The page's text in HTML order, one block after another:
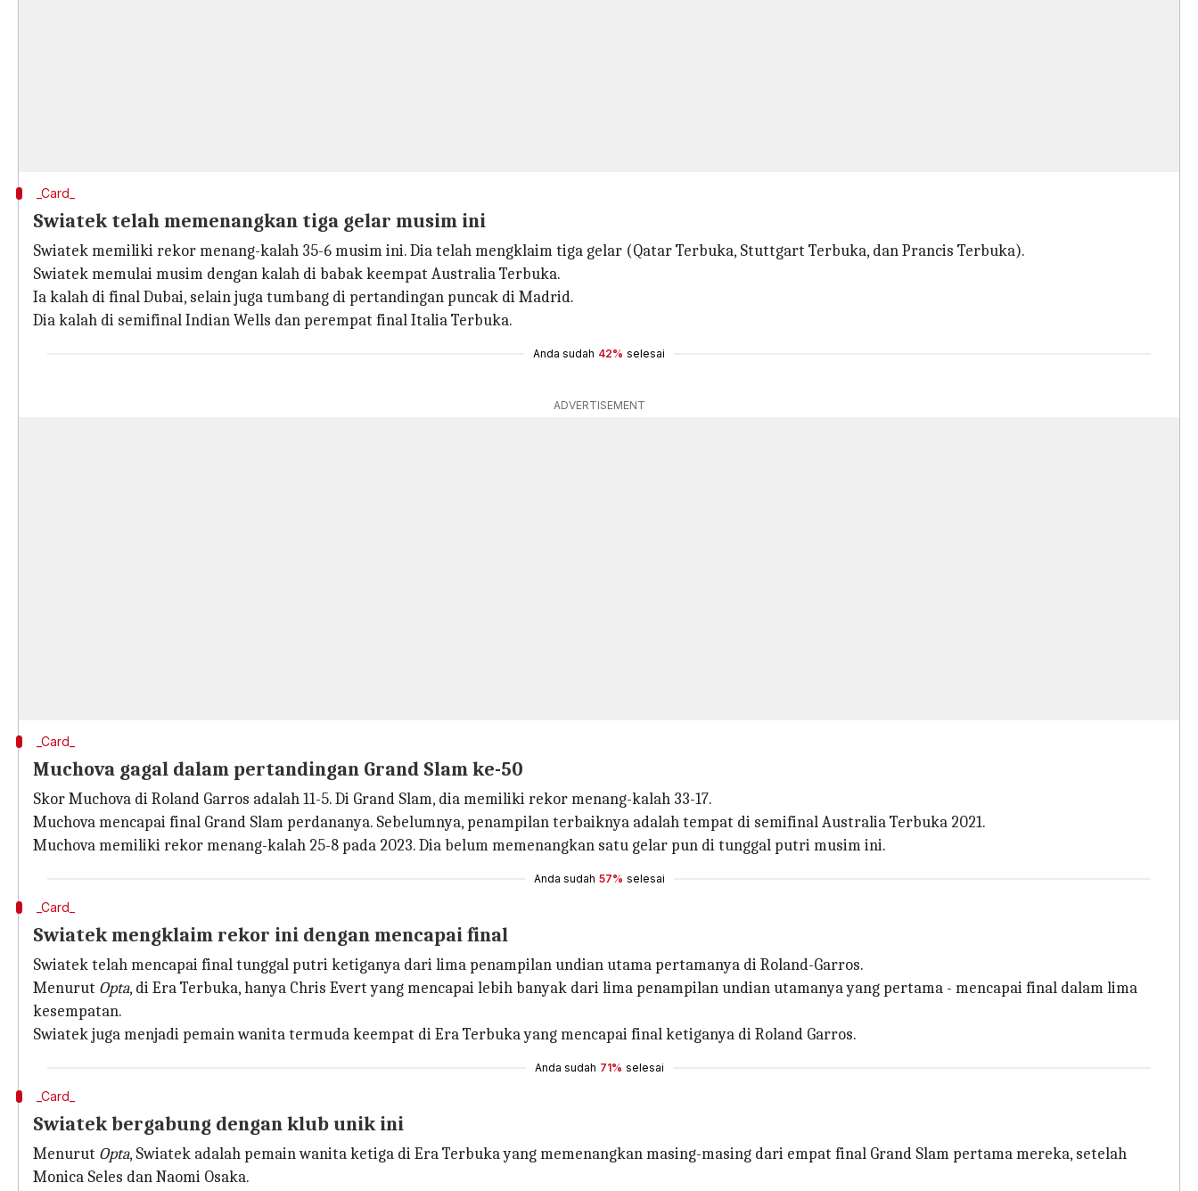
_Card_
Swiatek telah memenangkan tiga gelar musim ini
Swiatek memiliki rekor menang-kalah 35-6 musim ini. Dia telah mengklaim tiga gelar (Qatar Terbuka, Stuttgart Terbuka, dan Prancis Terbuka).
Swiatek memulai musim dengan kalah di babak keempat Australia Terbuka.
Ia kalah di final Dubai, selain juga tumbang di pertandingan puncak di Madrid.
Dia kalah di semifinal Indian Wells dan perempat final Italia Terbuka.
Anda sudah 42% selesai
ADVERTISEMENT
_Card_
Muchova gagal dalam pertandingan Grand Slam ke-50
Skor Muchova di Roland Garros adalah 11-5. Di Grand Slam, dia memiliki rekor menang-kalah 33-17.
Muchova mencapai final Grand Slam perdananya. Sebelumnya, penampilan terbaiknya adalah tempat di semifinal Australia Terbuka 2021.
Muchova memiliki rekor menang-kalah 25-8 pada 2023. Dia belum memenangkan satu gelar pun di tunggal putri musim ini.
Anda sudah 57% selesai
_Card_
Swiatek mengklaim rekor ini dengan mencapai final
Swiatek telah mencapai final tunggal putri ketiganya dari lima penampilan undian utama pertamanya di Roland-Garros.
Menurut Opta, di Era Terbuka, hanya Chris Evert yang mencapai lebih banyak dari lima penampilan undian utamanya yang pertama - mencapai final dalam lima
kesempatan.
Swiatek juga menjadi pemain wanita termuda keempat di Era Terbuka yang mencapai final ketiganya di Roland Garros.
Anda sudah 71% selesai
_Card_
Swiatek bergabung dengan klub unik ini
Menurut Opta, Swiatek adalah pemain wanita ketiga di Era Terbuka yang memenangkan masing-masing dari empat final Grand Slam pertama mereka, setelah
Monica Seles dan Naomi Osaka.